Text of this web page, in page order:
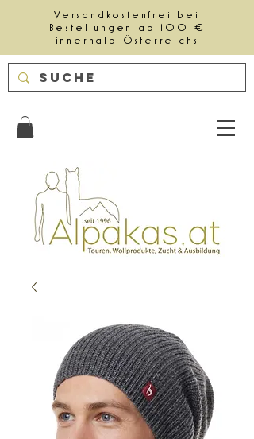
Versandkostenfrei bei
Bestellungen ab 100 €
innerhalb Österreichs